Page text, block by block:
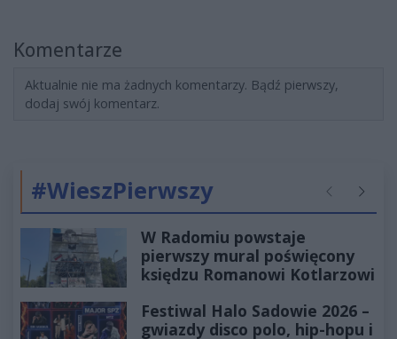
Komentarze
Aktualnie nie ma żadnych komentarzy. Bądź pierwszy,
dodaj swój komentarz.
#WieszPierwszy Poprzednie
W Radomiu powstaje
pierwszy mural poświęcony
księdzu Romanowi Kotlarzowi
Festiwal Halo Sadowie 2026 –
gwiazdy disco polo, hip-hopu i